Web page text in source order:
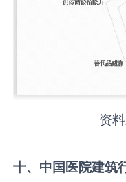
资
十、中国医院建筑